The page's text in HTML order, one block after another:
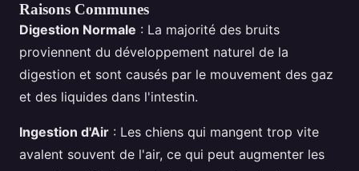
Raisons Communes
Digestion Normale : La majorité des bruits
proviennent du développement naturel de la
digestion et sont causés par le mouvement des gaz
et des liquides dans l'intestin.
Ingestion d'Air : Les chiens qui mangent trop vite
avalent souvent de l'air, ce qui peut augmenter les